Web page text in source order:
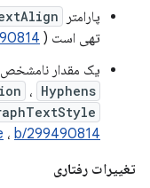
پارامتر
تهی است (
یک مقدار نامشخص
، Hyphens
، b/299490814
تغییرات رفتاری